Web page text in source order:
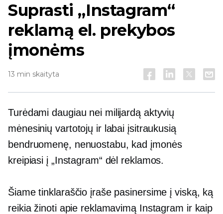
Suprasti „Instagram“
reklamą el. prekybos
įmonėms
13 min skaityta
Turėdami daugiau nei milijardą aktyvių
mėnesinių vartotojų ir labai įsitraukusią
bendruomenę, nenuostabu, kad įmonės
kreipiasi į „Instagram“ dėl reklamos.
Šiame tinklaraščio įraše pasinersime į viską, ką
reikia žinoti apie reklamavimą Instagram ir kaip